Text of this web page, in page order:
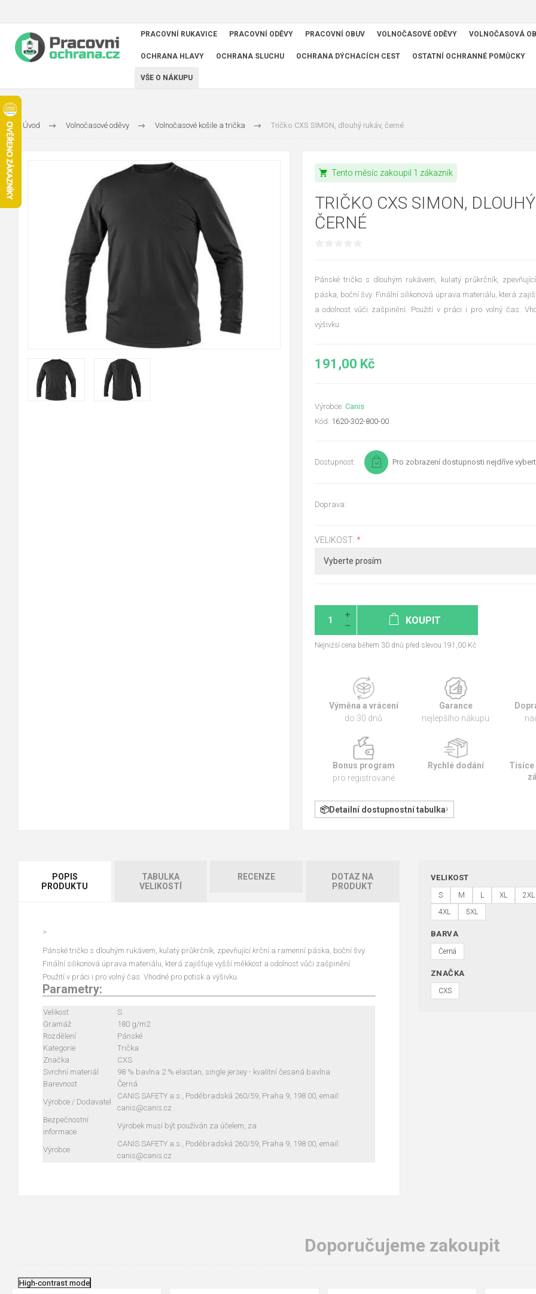
PRACOVNÍ RUKAVICE PRACOVNÍ ODĚVY PRACOVNÍ OBUV VOLNOČASOVÉ ODĚVY VOLNOČASOVÁ
OCHRANA HLAVY OCHRANA SLUCHU OCHRANA DÝCHACÍCH CEST OSTATNÍ OCHRANNÉ POMŮCKY
VŠE O NÁKUPU
Úvod Volnočasové oděvy Volnočasové košile a trička Tričko CXS SIMON, dlouhý rukáv, černé
shopping_cart Tento měsíc zakoupil 1 zákazník
TRIČKO CXS SIMON,
ČERNÉ
Pánské tričko s dlouhým rukávem, kulatý průkrčník,
páska, boční švy. Finální silikonová úprava materiálu, která
a odolnost vůči zašpinění. Použití v práci i pro volný čas.
výšivku
191,00 Kč
Výrobce: Canis
Kód: 1620-302-800-00
Dostupnost: Pro zobrazení dostupnosti nejdříve
Doprava:
VELIKOST: *
KOUPIT
Nejnižší cena během 30 dnů před slevou:191,00 Kč
Výměna a vrácení
do 30 dnů
Garance
nejlepšího nákupu
Bonus program
pro registrované
Rychlé dodání
Tisíce
Detailní dostupnostní tabulka
POPIS
PRODUKTU
TABULKA
VELIKOSTÍ
RECENZE
DOTAZ NA
PRODUKT
>
Pánské tričko s dlouhým rukávem, kulatý průkrčník, zpevňující krční a ramenní páska, boční švy.
Finální silikonová úprava materiálu, která zajišťuje vyšší měkkost a odolnost vůči zašpinění.
Použití v práci i pro volný čas. Vhodné pro potisk a výšivku.
Parametry:
Velikost
S
Gramáž
180 g/m2
Rozdělení
Pánské
Kategorie
Trička
Značka
CXS
Svrchní materiál
98 % bavlna 2 % elastan, single jersey - kvalitní česaná bavlna
Barevnost
Černá
Výrobce / Dodavatel
CANIS SAFETY a.s., Poděbradská 260/59, Praha 9, 198 00, email:
canis@canis.cz
Bezpečnostní
informace
Výrobek musí být používán za účelem, za
Výrobce
CANIS SAFETY a.s., Poděbradská 260/59, Praha 9, 198 00, email:
canis@canis.cz
VELIKOST
S M L XL
2XL
4XL
5XL
BARVA
Černá
ZNAČKA
CXS
Doporučujeme zakoupit
High-contrast mode